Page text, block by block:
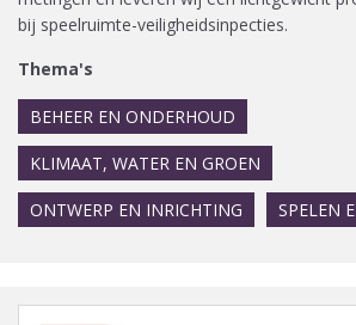
bij speelruimte-veiligheidsinpecties.
Thema's
BEHEER EN ONDERHOUD
KLIMAAT, WATER EN GROEN
ONTWERP EN INRICHTING SPELEN